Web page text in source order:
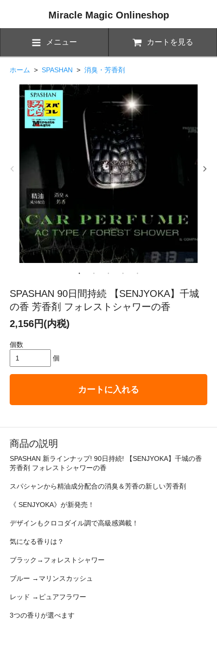
Miracle Magic Onlineshop
メニュー カートを見る
ホーム > SPASHAN > 消臭・芳香剤
SPASHAN 90日間持続 【SENJYOKA】千城
の香 芳香剤 フォレストシャワーの香
2,156円(内税)
個数
個
カートに入れる
商品の説明
SPASHAN 新ラインナップ! 90日持続! 【SENJYOKA】千城の香
芳香剤 フォレストシャワーの香
スパシャンから精油成分配合の消臭＆芳香の新しい芳香剤
《 SENJYOKA》が新発売！
デザインもクロコダイル調で高級感満載！
気になる香りは？
ブラック→フォレストシャワー
ブルー →マリンスカッシュ
レッド →ピュアフラワー
3つの香りが選べます